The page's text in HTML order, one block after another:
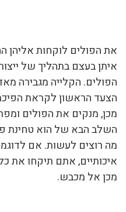
את הפולים לוקחות אליהן
איתן בעצם בתהליך של
הפולים. הקלייה מגבירה
הצעד הראשון לקראת
מכן, מנקים את הפולים
השלב הבא של הוא טחינת
מה רוצים לעשות. אם
איכותיים, אתם תיקחו את
מכן אל מכבש.